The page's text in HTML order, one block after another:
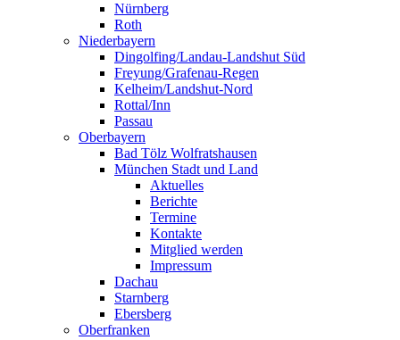
Nürnberg
Roth
Niederbayern
Dingolfing/Landau-Landshut Süd
Freyung/Grafenau-Regen
Kelheim/Landshut-Nord
Rottal/Inn
Passau
Oberbayern
Bad Tölz Wolfratshausen
München Stadt und Land
Aktuelles
Berichte
Termine
Kontakte
Mitglied werden
Impressum
Dachau
Starnberg
Ebersberg
Oberfranken